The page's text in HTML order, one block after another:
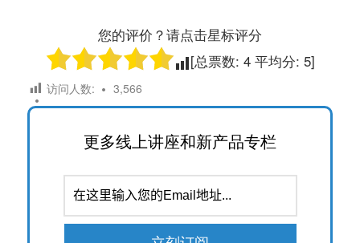
您的评价？请点击星标评分
[总票数: 4平均分: 5]
访问人数: 3,566
更多线上讲座和新产品专栏